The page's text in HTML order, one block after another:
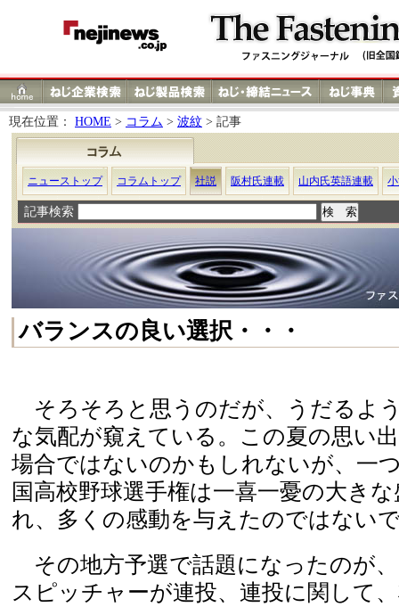
現在位置： HOME > コラム > 波紋 > 記事
ニューストップ コラムトップ 社説 阪村氏連載 山内氏英語連載
記事検索
バランスの良い選択・・・
そろそろと思うのだが、うだるよ
な気配が窺えている。この夏の思い
場合ではないのかもしれないが、一
国高校野球選手権は一喜一憂の大き
れ、多くの感動を与えたのではない
その地方予選で話題になったのが
スピッチャーが連投、連投に関して